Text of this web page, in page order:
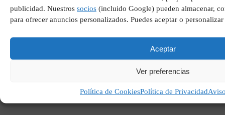
publicidad. Nuestros socios (incluido Google) pueden almacenar,
para ofrecer anuncios personalizados. Puedes aceptar o
Aceptar
Ver preferencias
Política de CookiesPolítica de Privacidad
Que es el sistema limbico